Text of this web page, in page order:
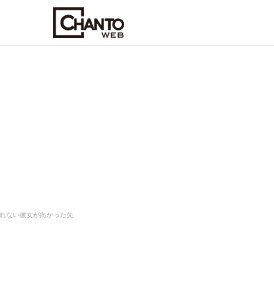
ない彼女が向かった先